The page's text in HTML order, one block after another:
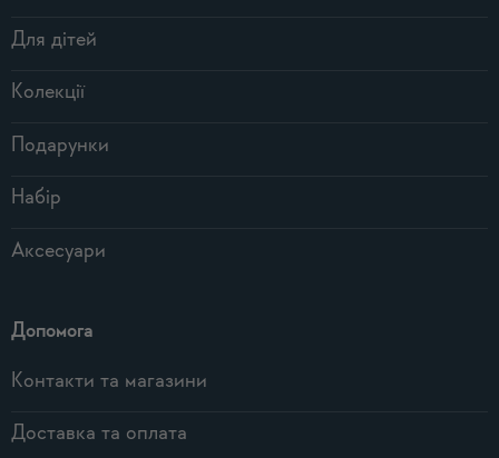
Для дітей
Колекції
Подарунки
Набір
Аксесуари
Допомога
Контакти та магазини
Доставка та оплата